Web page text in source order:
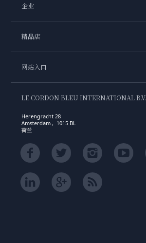
企业
精品店
网站入口
LE CORDON BLEU INTERNATIONAL B.V.
Herengracht 28
Amsterdam , 1015 BL
荷兰